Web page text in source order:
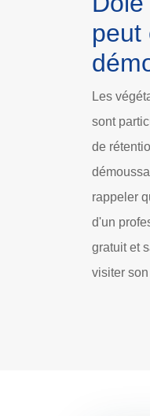
peut
Les
sont
de
rappeler
d'un
gratuit et
visiter